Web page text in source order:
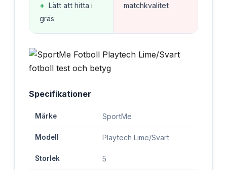
+ Lätt att hitta i
gräs
matchkvalitet
Specifikationer
Märke SportMe
Modell Playtech Lime/Svart
Storlek 5